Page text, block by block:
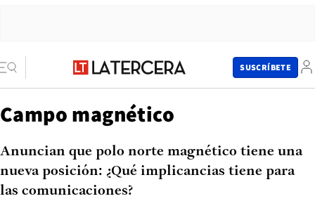
SUSCRÍBETE
Campo magnético
Anuncian que polo norte magnético tiene una
nueva posición: ¿Qué implicancias tiene para
las comunicaciones?